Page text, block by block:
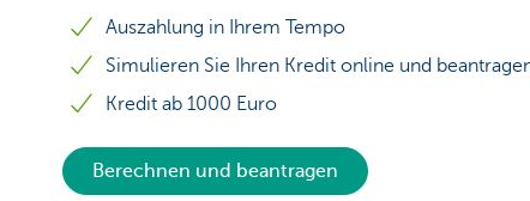
Auszahlung in Ihrem Tempo
Simulieren Sie Ihren Kredit online und
Kredit ab 1000 Euro
Berechnen und beantragen